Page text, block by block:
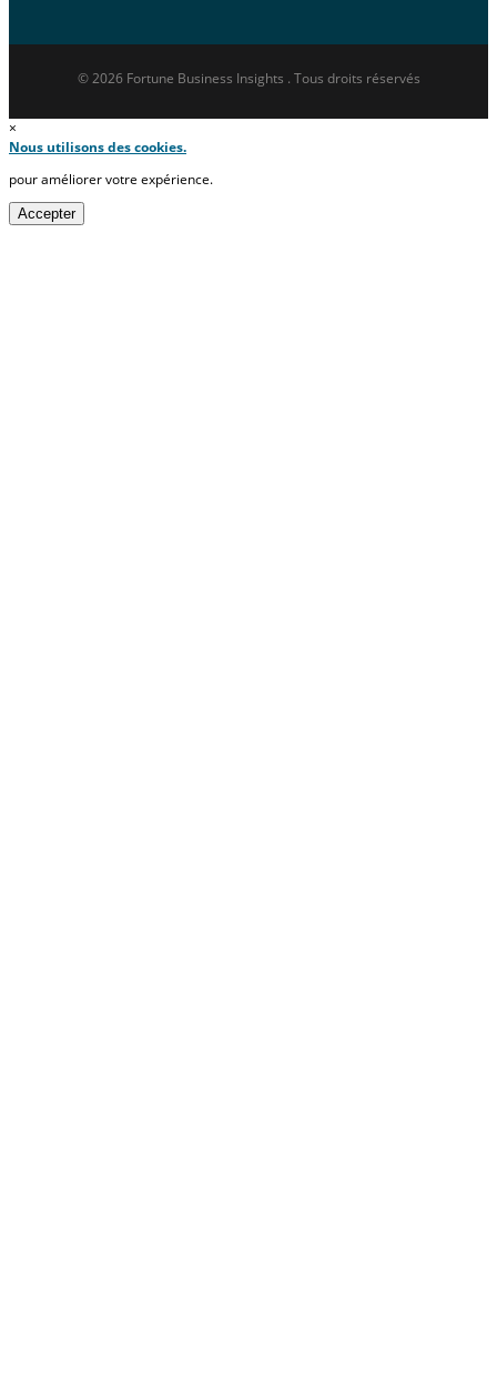
© 2026 Fortune Business Insights . Tous droits réservés
×
Nous utilisons des cookies.
pour améliorer votre expérience.
Accepter